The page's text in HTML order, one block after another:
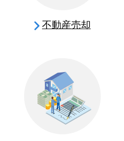
不動産売却